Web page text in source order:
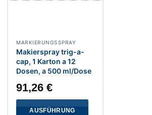
MARKIERUNGSSPRAY
Makierspray trig-a-
cap, 1 Karton a 12
Dosen, a 500 ml/Dose
91,26€
AUSFÜHRUNG